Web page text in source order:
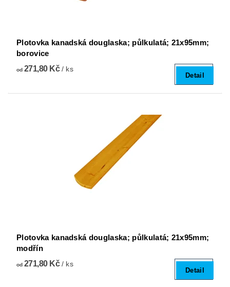
Plotovka kanadská douglaska; půlkulatá; 21x95mm;
borovice
od271,80 Kč/ ks
Detail
Plotovka kanadská douglaska; půlkulatá; 21x95mm;
modřín
od271,80 Kč/ ks
Detail